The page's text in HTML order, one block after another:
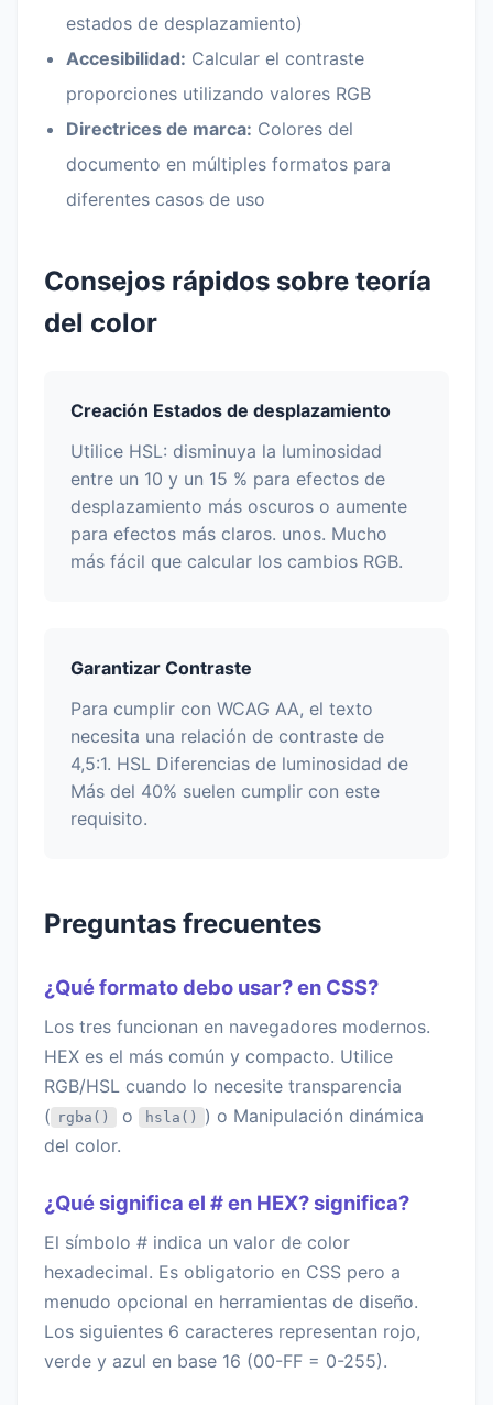
estados de desplazamiento)
Accesibilidad: Calcular el contraste
proporciones utilizando valores RGB
Directrices de marca: Colores del
documento en múltiples formatos para
diferentes casos de uso
Consejos rápidos sobre teoría
del color
Creación Estados de desplazamiento
Utilice HSL: disminuya la luminosidad
entre un 10 y un 15 % para efectos de
desplazamiento más oscuros o aumente
para efectos más claros. unos. Mucho
más fácil que calcular los cambios RGB.
Garantizar Contraste
Para cumplir con WCAG AA, el texto
necesita una relación de contraste de
4,5:1. HSL Diferencias de luminosidad de
Más del 40% suelen cumplir con este
requisito.
Preguntas frecuentes
¿Qué formato debo usar? en CSS?
Los tres funcionan en navegadores modernos.
HEX es el más común y compacto. Utilice
RGB/HSL cuando lo necesite transparencia
( rgba() o hsla()
) o Manipulación dinámica
del color.
¿Qué significa el # en HEX? significa?
El símbolo # indica un valor de color
hexadecimal. Es obligatorio en CSS pero a
menudo opcional en herramientas de diseño.
Los siguientes 6 caracteres representan rojo,
verde y azul en base 16 (00-FF = 0-255).